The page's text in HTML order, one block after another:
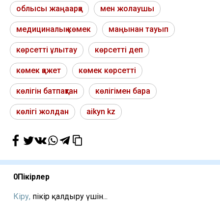
облысы жаңаарқа мен жолаушы
медициналық көмек маңынан тауып
көрсетті ұлытау көрсетті деп
көмек қажет көмек көрсетті
көлігін батпақтан көлігімен бара
көлігі жолдан aikyn kz
0Пікірлер
Кіру, пікір қалдыру үшін...